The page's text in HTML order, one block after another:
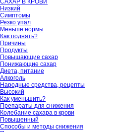
САХАР В КРОВИ
Низкий
Симптомы
Резко упал
Меньше нормы
Как поднять?
Причины
Продукты
Повышающие сахар
Понижающие сахар
Диета, питание
Алкоголь
Народные средства, рецепты
Высокий
Как уменьшить?
Препараты для снижения
Колебание сахара в крови
Повышенный
Способы и методы снижения